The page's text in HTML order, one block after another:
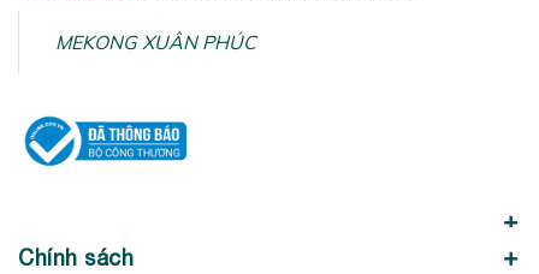
MEKONG XUÂN PHÚC
Chính sách